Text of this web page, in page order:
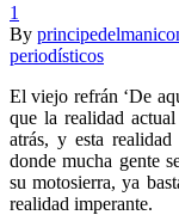
1
By
periodísticos
El viejo refrán ‘De
que la realidad
atrás, y esta
donde mucha gente
su motosierra, ya
realidad imperante.